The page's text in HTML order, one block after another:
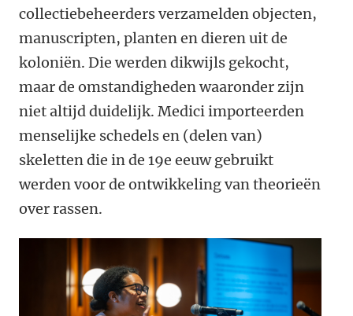
collectiebeheerders verzamelden objecten,
manuscripten, planten en dieren uit de
koloniën. Die werden dikwijls gekocht,
maar de omstandigheden waaronder zijn
niet altijd duidelijk. Medici importeerden
menselijke schedels en (delen van)
skeletten die in de 19e eeuw gebruikt
werden voor de ontwikkeling van theorieën
over rassen.